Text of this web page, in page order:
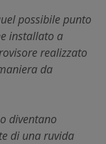
possibile punto
installato a
realizzato
da
diventano
di una ruvida